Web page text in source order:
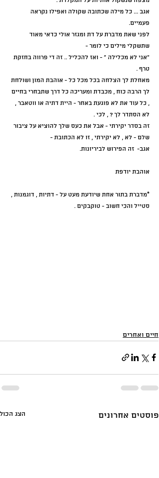
אגב ... כל מילה שכתובה שקולה ואפילו נקראה
פעמיים.
לפני שאת מדברת על דת ומגזר אולי כדאי מאוד
שתשקלי מילים כי לומר -
"אני לא מכלילה " - ואז להכליל .. זה די פרווה בחזקת
טרף .
מאחלת לך הצלחה בכל מכל כל - אוהבת המון ושולחת
לך הרבה כוח , מכבדת ומעריכה כל דרך שתבחרי בחיים
, כל עוד את לא פוגעת באחר - היית דתיה או ווטאבר ,
לא הסתדר לך ? , לכי .
זה בסדר יקירתי - אבל את כעס שלך להוציא על ציבור
שלם - לא , לא יקירתי , זו לא הכתובת -
אגב-  זה הפירוש לביריונות.
אוהבת יודפת
*מדברת בתור אחת שיודעת מעט על - דתיות , דוגמנות ,
סטייל והכי חשוב - טוקבקים .
חיים ואחרים
פוסטים אחרונים הצג הכול